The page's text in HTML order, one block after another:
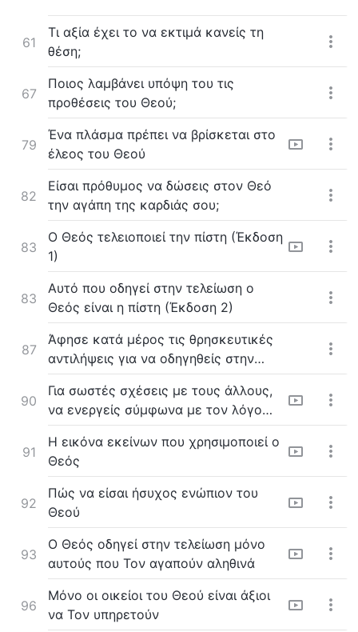
61
Τι αξία έχει το να εκτιμά κανείς τη
θέση;
67
Ποιος λαμβάνει υπόψη του τις
προθέσεις του Θεού;
79
Ένα πλάσμα πρέπει να βρίσκεται στο
έλεος του Θεού
82
Είσαι πρόθυμος να δώσεις στον Θεό
την αγάπη της καρδιάς σου;
83
Ο Θεός τελειοποιεί την πίστη (Έκδοση
1)
83
Αυτό που οδηγεί στην τελείωση ο
Θεός είναι η πίστη (Έκδοση 2)
87
Άφησε κατά μέρος τις θρησκευτικές
αντιλήψεις για να οδηγηθείς στην
τελείωση απ’ τον Θεό
90
Για σωστές σχέσεις με τους άλλους,
να ενεργείς σύμφωνα με τον λόγο
του Θεού
91
Η εικόνα εκείνων που χρησιμοποιεί ο
Θεός
92
Πώς να είσαι ήσυχος ενώπιον του
Θεού
93
Ο Θεός οδηγεί στην τελείωση μόνο
αυτούς που Τον αγαπούν αληθινά
96
Μόνο οι οικείοι του Θεού είναι άξιοι
να Τον υπηρετούν